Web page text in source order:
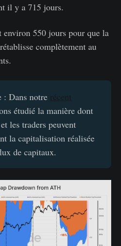
il y a 715 jours.
550 jours pour que la
complètement au
: Dans notre récent
étudié la manière dont
les traders peuvent
la capitalisation réalisée
de capitaux.